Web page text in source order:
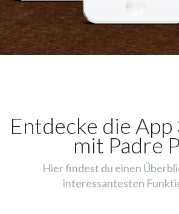
Entdecke die App
mit Padre
Hier findest du einen
interessantesten